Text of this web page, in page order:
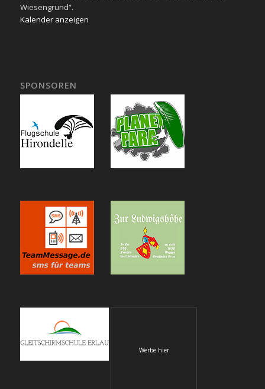
Wiesengrund“.
Kalender anzeigen
SPONSOREN
Werbe hier